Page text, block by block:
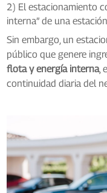
2) El estacionamiento
interna” de una
Sin embargo, un
público que genere
flota y energía interna,
continuidad diaria del